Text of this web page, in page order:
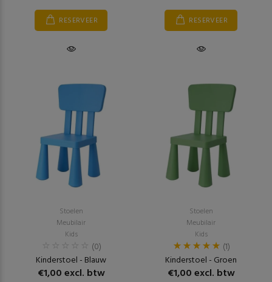
RESERVEER RESERVEER
Stoelen
Meubilair
Kids
(0)
Kinderstoel - Blauw
€1,00 excl. btw
Stoelen
Meubilair
Kids
(1)
Kinderstoel - Groen
€1,00 excl. btw